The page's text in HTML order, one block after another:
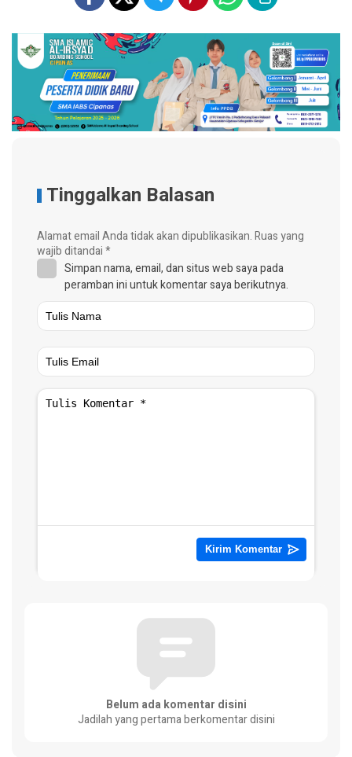
Tinggalkan Balasan
Alamat email Anda tidak akan dipublikasikan.Ruas yang
wajib ditandai*
Simpan nama, email, dan situs web saya pada
peramban ini untuk komentar saya berikutnya.
Belum ada komentar disini
Jadilah yang pertama berkomentar disini